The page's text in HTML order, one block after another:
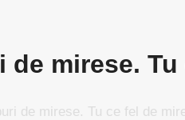
de mirese.
de mirese. Tu ce fel de